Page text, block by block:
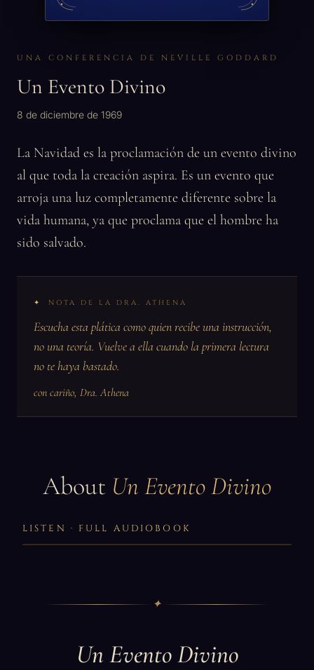
UNA CONFERENCIA DE NEVILLE GODDARD
Un Evento Divino
8 de diciembre de 1969
La Navidad es la proclamación de un evento divino
al que toda la creación aspira. Es un evento que
arroja una luz completamente diferente sobre la
vida humana, ya que proclama que el hombre ha
sido salvado.
NOTA DE LA DRA. ATHENA
Escucha esta plática como quien recibe una instrucción,
no una teoría. Vuelve a ella cuando la primera lectura
no te haya bastado.
con cariño, Dra. Athena
About Un Evento Divino
LISTEN · FULL AUDIOBOOK
✦
Un Evento Divino